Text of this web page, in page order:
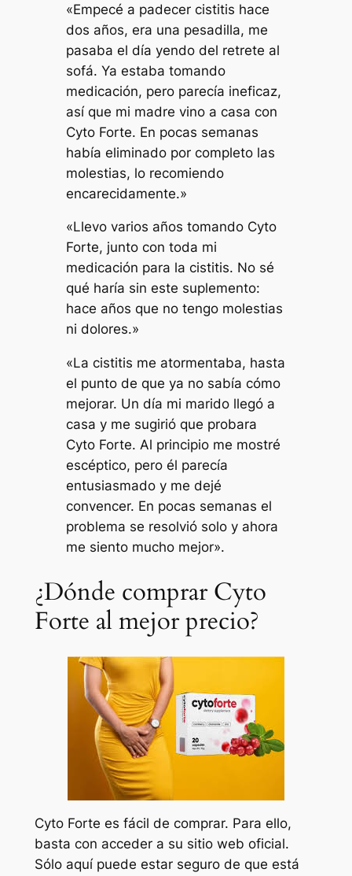
«Empecé a padecer cistitis hace
dos años, era una pesadilla, me
pasaba el día yendo del retrete al
sofá. Ya estaba tomando
medicación, pero parecía ineficaz,
así que mi madre vino a casa con
Cyto Forte. En pocas semanas
había eliminado por completo las
molestias, lo recomiendo
encarecidamente.»
«Llevo varios años tomando Cyto
Forte, junto con toda mi
medicación para la cistitis. No sé
qué haría sin este suplemento:
hace años que no tengo molestias
ni dolores.»
«La cistitis me atormentaba, hasta
el punto de que ya no sabía cómo
mejorar. Un día mi marido llegó a
casa y me sugirió que probara
Cyto Forte. Al principio me mostré
escéptico, pero él parecía
entusiasmado y me dejé
convencer. En pocas semanas el
problema se resolvió solo y ahora
me siento mucho mejor».
¿Dónde comprar Cyto
Forte al mejor precio?
Cyto Forte es fácil de comprar. Para ello,
basta con acceder a su sitio web oficial.
Sólo aquí puede estar seguro de que está